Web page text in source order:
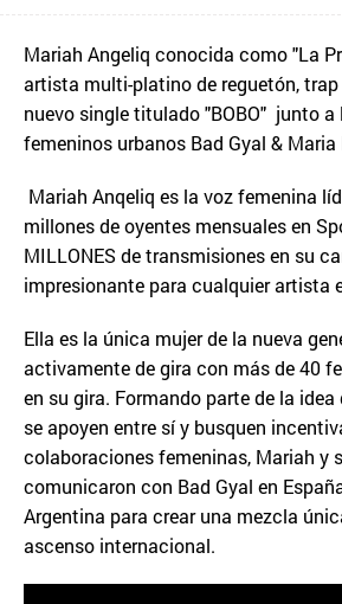
Mariah Angeliq conocida como "La
artista multi-platino de reguetón, trap
nuevo single titulado "BOBO" junto
femeninos urbanos Bad Gyal & Maria
Mariah Anqeliq es la voz femenina
millones de oyentes mensuales en
MILLONES de transmisiones en su
impresionante para cualquier artista
Ella es la única mujer de la nueva
activamente de gira con más de 40
en su gira. Formando parte de la idea
se apoyen entre sí y busquen
colaboraciones femeninas, Mariah y
comunicaron con Bad Gyal en
Argentina para crear una mezcla
ascenso internacional.